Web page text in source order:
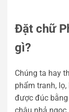
Đặt chữ
gì?
Chúng ta hay
phẩm tranh,
được đúc
châu nhả